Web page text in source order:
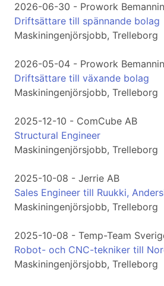
2026-06-30 - Prowork
Driftsättare till spännande bolag
Maskiningenjörsjobb, Trelleborg
2026-05-04 - Prowork
Driftsättare till växande bolag
Maskiningenjörsjobb, Trelleborg
2025-12-10 - ComCube AB
Structural Engineer
Maskiningenjörsjobb, Trelleborg
2025-10-08 - Jerrie AB
Sales Engineer till Ruukki,
Maskiningenjörsjobb, Trelleborg
2025-10-08 - Temp-Team
Robot- och CNC-tekniker till
Maskiningenjörsjobb, Trelleborg